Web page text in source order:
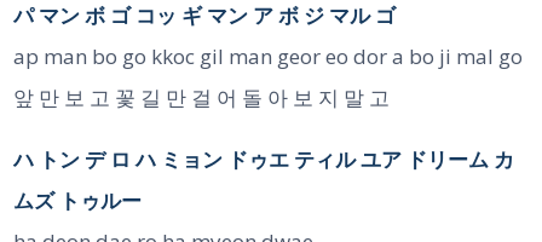
パ マン ボ ゴ コッ ギ マン ア ボ ジ マル ゴ
ap man bo go kkoc gil man geor eo dor a bo ji mal go
앞 만 보 고 꽃 길 만 걸 어 돌 아 보 지 말 고
ハ トン デ ロ ハ ミョン ドゥエ ティル ユア ドリーム カ
ムズ トゥルー